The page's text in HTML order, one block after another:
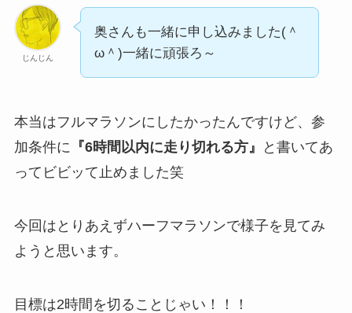
じんじん
奥さんも一緒に申し込みました(＾
ω＾)一緒に頑張ろ～
本当はフルマラソンにしたかったんですけど、参
加条件に 『6時間以内に走り切れる方』
と書いてあ
ってビビッて止めました笑
今回はとりあえずハーフマラソンで様子を見てみ
ようと思います。
目標は2時間を切ることじゃい！！！